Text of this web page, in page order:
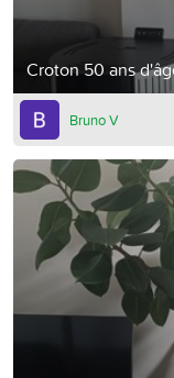
Croton 50 ans
Bruno V